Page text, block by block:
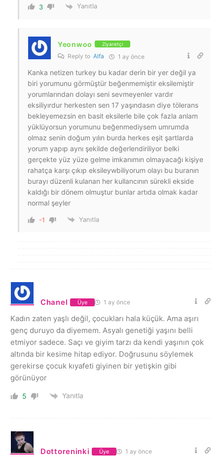
3 Yanıtla
Yeonwoo Ziyaretçi
Reply to Alfa 1 ay önce
Kanka netizen turkey bu kadar derin bir yer değil ya
biri yorumunu görmüştür beğenmemiştir eksilemiştir
yorumlarından dolayı seni sevmeyenler vardır
eksiliyırdur herkesten sen 17 yaşındasın diye tölerans
bekleyemezsin en basit eksilerle bile çok fazla anlam
yüklüyorsun yorumunu beğenmediysem umrumda
olmaz senin doğum yılın burda herkes eşit şartlarda
yorum yapıp aynı şekilde değerlendiriliyor belki
gerçekte yüz yüze gelme imkanımın olmayacağı kişiye
rahatça karşı çıkıp eksileywbiliyorum olayı bu buranın
burayı düzenli kulanan her kullancının sürekli ekside
kaldığı bir dönem olmuştur bunlar artıda olmak kadar
normal şeyler
-1 Yanıtla
Chanel Üye 1 ay önce
Kadın zaten yaşlı değil, çocukları hala küçük. Ama aşırı
genç duruyo da diyemem. Asyalı genetiği yaşını belli
etmiyor sadece. Saçı ve giyim tarzı da kendi yaşının çok
altında bir kesime hitap ediyor. Doğrusunu söylemek
gerekirse çocuk kıyafeti giyinen bir yetişkin gibi
görünüyor
5 Yanıtla
Dottoreninki Üye 1 ay önce